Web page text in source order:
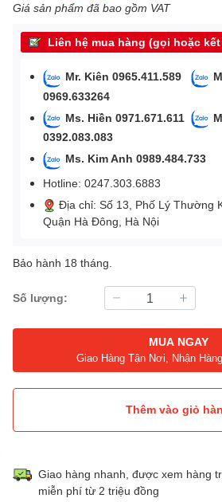
Giá sản phẩm đã bao gồm VAT
Liên hệ mua hàng (gọi hoặc
Mr. Kiên 0965.411.589
0969.633264
Ms. Hiền 0971.671.611
0392.083.083
Ms. Kim Anh 0989.484.733
Hotline: 0247.303.6883
Địa chỉ: Số 13, Phố Lý Thường
Quận Hà Đông, Hà Nội
Bảo hành 18 tháng.
Số lượng:
MUA NGAY
Giao Hàng Tận Nơi, Nhận
Thêm vào giỏ
Giao hàng nhanh, được xem hàng
miễn phí từ 2 triệu đồng